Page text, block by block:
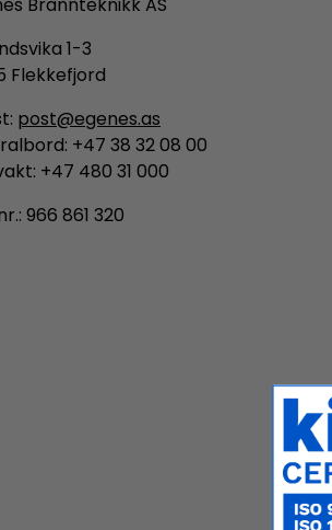
1-3
Flekkefjord
post@egenes.as
+47 38 32 08 00
+47 480 31 000
966 861 320